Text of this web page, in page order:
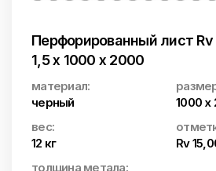
Перфорированный лист
1,5 x 1000 x 2000
материал:
черный
1000
вес:
12 кг
Rv
толщина метала: